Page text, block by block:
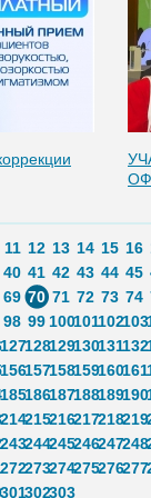
11 12 13 14 15 16
40 41 42 43 44 45
69 70 71 72 73 74
98 99 100101102103
127128129130131132
156157158159160161
185186187188189190
214215216217218219
243244245246247248
272273274275276277
301302303